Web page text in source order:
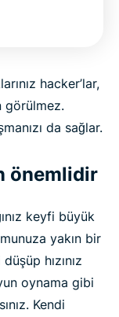
hacker’lar,
görülmez.
da sağlar.
önemlidir
keyfi büyük
yakın bir
hızınız
oynama gibi
Kendi